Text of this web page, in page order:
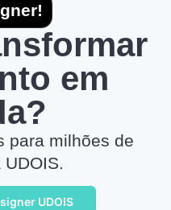
em
para milhões de
UDOIS